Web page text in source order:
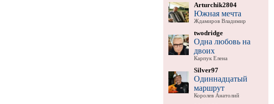
Arturchik2804
Южная мечта
Ждамиров Владимир
twodridge
Одна любовь на
двоих
Карпук Елена
Silver97
Одиннадцатый
маршрут
Королев Анатолий